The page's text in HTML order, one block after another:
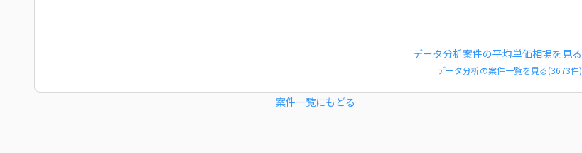
データ分析案件の平均単価相場を見る
データ分析の案件一覧を見る(3673件)
案件一覧にもどる